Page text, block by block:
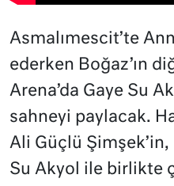
Asmalımescit’te
ederken Boğaz’ın
Arena’da Gaye Su
sahneyi paylacak.
Ali Güçlü
Su Akyol ile birlikte